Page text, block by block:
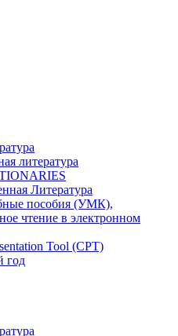
литература
Литература
пособия (УМК),
чтение в электронном
Tool (CPT)
год